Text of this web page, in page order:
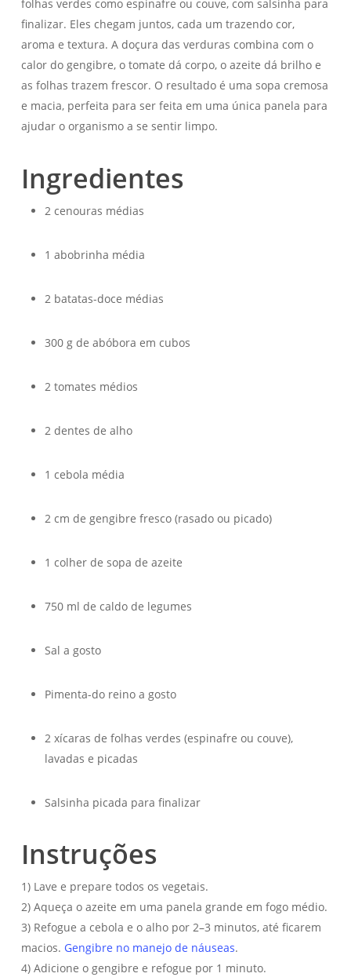
folhas verdes como espinafre ou couve, com salsinha para
finalizar. Eles chegam juntos, cada um trazendo cor,
aroma e textura. A doçura das verduras combina com o
calor do gengibre, o tomate dá corpo, o azeite dá brilho e
as folhas trazem frescor. O resultado é uma sopa cremosa
e macia, perfeita para ser feita em uma única panela para
ajudar o organismo a se sentir limpo.
Ingredientes
2 cenouras médias
1 abobrinha média
2 batatas-doce médias
300 g de abóbora em cubos
2 tomates médios
2 dentes de alho
1 cebola média
2 cm de gengibre fresco (rasado ou picado)
1 colher de sopa de azeite
750 ml de caldo de legumes
Sal a gosto
Pimenta-do reino a gosto
2 xícaras de folhas verdes (espinafre ou couve),
lavadas e picadas
Salsinha picada para finalizar
Instruções
1) Lave e prepare todos os vegetais.
2) Aqueça o azeite em uma panela grande em fogo médio.
3) Refogue a cebola e o alho por 2–3 minutos, até ficarem
macios. Gengibre no manejo de náuseas.
4) Adicione o gengibre e refogue por 1 minuto.